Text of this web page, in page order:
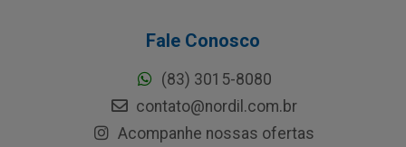
Fale Conosco
(83) 3015-8080
contato@nordil.com.br
Acompanhe nossas ofertas